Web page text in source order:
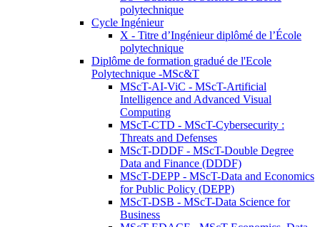
polytechnique
Cycle Ingénieur
X - Titre d’Ingénieur diplômé de l’École
polytechnique
Diplôme de formation gradué de l'Ecole
Polytechnique -MSc&T
MScT-AI-ViC - MScT-Artificial
Intelligence and Advanced Visual
Computing
MScT-CTD - MScT-Cybersecurity :
Threats and Defenses
MScT-DDDF - MScT-Double Degree
Data and Finance (DDDF)
MScT-DEPP - MScT-Data and Economics
for Public Policy (DEPP)
MScT-DSB - MScT-Data Science for
Business